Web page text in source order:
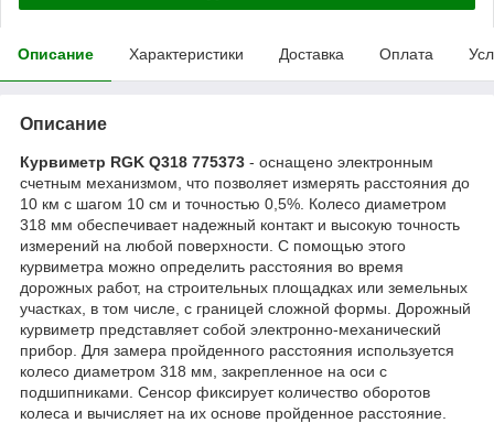
Описание Характеристики Доставка Оплата
Описание
Курвиметр RGK Q318 775373 - оснащено электронным
счетным механизмом, что позволяет измерять расстояния до
10 км с шагом 10 см и точностью 0,5%. Колесо диаметром
318 мм обеспечивает надежный контакт и высокую точность
измерений на любой поверхности. С помощью этого
курвиметра можно определить расстояния во время
дорожных работ, на строительных площадках или земельных
участках, в том числе, с границей сложной формы. Дорожный
курвиметр представляет собой электронно-механический
прибор. Для замера пройденного расстояния используется
колесо диаметром 318 мм, закрепленное на оси с
подшипниками. Сенсор фиксирует количество оборотов
колеса и вычисляет на их основе пройденное расстояние.